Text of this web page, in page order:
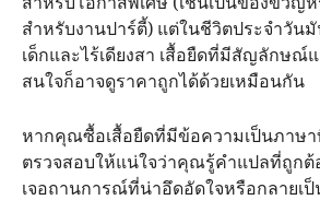
สำหรับงานปาร์ตี้) แต่ในชีวิตประจำวัน
เด็กและไร้เดียงสา เสื้อยืดที่มีสัญลักษ
สนใจก็อาจดูราคาถูกได้ด้วยเหมือนกัน
หากคุณซื้อเสื้อยืดที่มีข้อความเป็นภาษ
ตรวจสอบให้แน่ใจว่าคุณรู้คำแปลที่ถูกต้
เจอถานการณ์ที่น่าอึดอัดใจหรือกลายเป็